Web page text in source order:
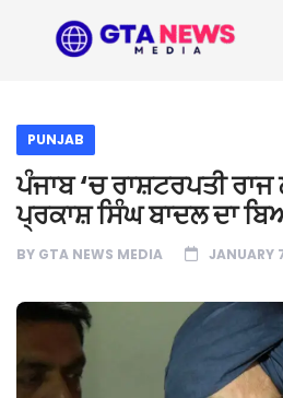
PUNJAB
ਪੰਜਾਬ ‘ਚ ਰਾਸ਼ਟਰਪਤੀ
ਪ੍ਰਕਾਸ਼ ਸਿੰਘ ਬਾਦਲ ਦਾ
BY GTA NEWS MEDIA JANUARY